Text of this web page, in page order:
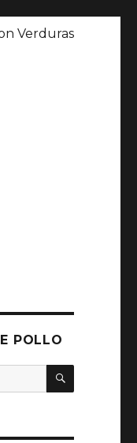
Verduras
POLLO
BUSCAR